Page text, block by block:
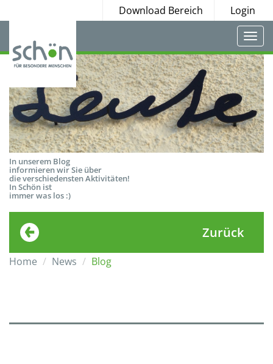
Download Bereich Login
In unserem Blog
informieren wir Sie über
die verschiedensten Aktivitäten!
In Schön ist
immer was los :)
Zurück
Home News Blog